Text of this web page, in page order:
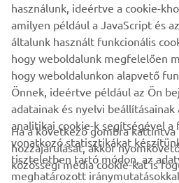
TUDJ MEG
VÁLLALATI
használunk, ideértve a cookie-
amilyen például a JavaScript és
általunk használt funkcionális
hogy weboldalunk megfelelően
hogy weboldalunkon alapvető
Önnek, ideértve például az Ön
adatainak és nyelvi
analitikai cookie-k segítségével a
vonatkozó statisztikákat
tiszteletben tartó módon, az
meghatározott
Ha a következő gombra kattintva
hozzájárulását, akkor
közösségi média cookie-kat is